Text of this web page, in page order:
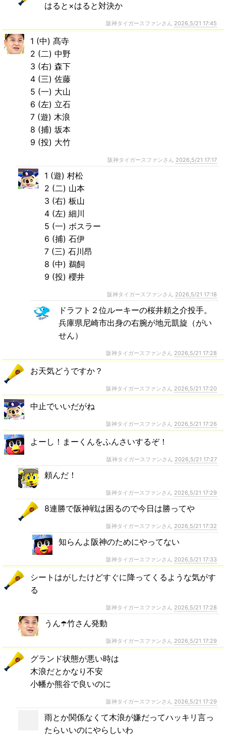
はると×はると対決か
阪神タイガースファンさん 2026,5/21 17:45
1 (中) 髙寺
2 (二) 中野
3 (右) 森下
4 (三) 佐藤
5 (一) 大山
6 (左) 立石
7 (遊) 木浪
8 (捕) 坂本
9 (投) 大竹
阪神タイガースファンさん 2026,5/21 17:17
1 (遊) 村松
2 (二) 山本
3 (右) 板山
4 (左) 細川
5 (一) ボスラー
6 (捕) 石伊
7 (三) 石川昂
8 (中) 鵜飼
9 (投) 櫻井
阪神タイガースファンさん 2026,5/21 17:18
ドラフト２位ルーキーの桜井頼之介投手。
兵庫県尼崎市出身の右腕が地元凱旋（がい
せん）
阪神タイガースファンさん 2026,5/21 17:28
お天気どうですか？
阪神タイガースファンさん 2026,5/21 17:20
中止でいいだがね
阪神タイガースファンさん 2026,5/21 17:26
よーし！まーくんをふんさいするぞ！
阪神タイガースファンさん 2026,5/21 17:27
頼んだ！
阪神タイガースファンさん 2026,5/21 17:29
8連勝で阪神戦は困るので今日は勝ってや
阪神タイガースファンさん 2026,5/21 17:32
知らんよ阪神のためにやってない
阪神タイガースファンさん 2026,5/21 17:33
シートはがしたけどすぐに降ってくるような気がす
る
阪神タイガースファンさん 2026,5/21 17:28
うん☂️竹さん発動
阪神タイガースファンさん 2026,5/21 17:29
グランド状態が悪い時は
木浪だとかなり不安
小幡か熊谷で良いのに
阪神タイガースファンさん 2026,5/21 17:29
雨とか関係なくて木浪が嫌だってハッキリ言っ
たらいいのにやらしいわ